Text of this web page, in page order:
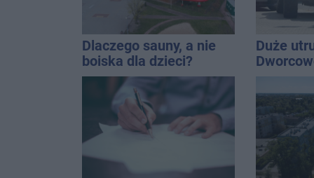
Dlaczego sauny, a nie
boiska dla dzieci?
Ratusz odpowiada
Duże
ciągnika